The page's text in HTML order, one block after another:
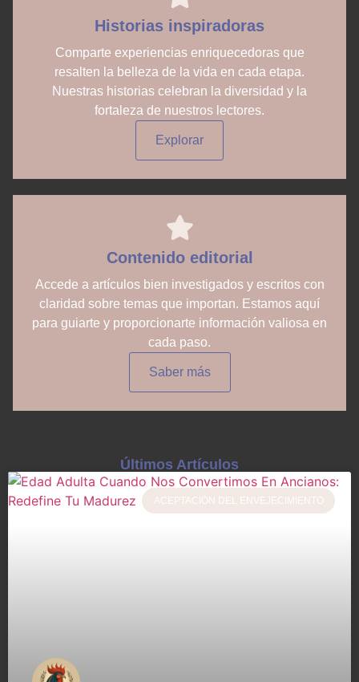
Historias inspiradoras
Comparte experiencias enriquecedoras que
resalten la belleza de la vida en cada etapa.
Nuestras historias celebran la diversidad y la
fortaleza de nuestros lectores.
Explorar
Contenido editorial
Accede a artículos bien investigados y escritos con
claridad sobre temas que importan. Estamos aquí
para guiarte y proporcionarte información valiosa en
cada paso.
Saber más
Últimos Artículos
ACEPTACIÓN DEL ENVEJECIMIENTO